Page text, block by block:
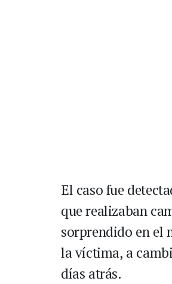
El caso fue
que realizaban
sorprendido en el
la víctima, a
días atrás.